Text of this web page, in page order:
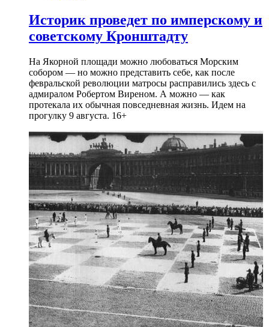
Историк проведет по имперскому и
советскому Кронштадту
На Якорной площади можно любоваться Морским
собором — но можно представить себе, как после
февральской революции матросы расправились здесь с
адмиралом Робертом Виреном. А можно — как
протекала их обычная повседневная жизнь. Идем на
прогулку 9 августа. 16+